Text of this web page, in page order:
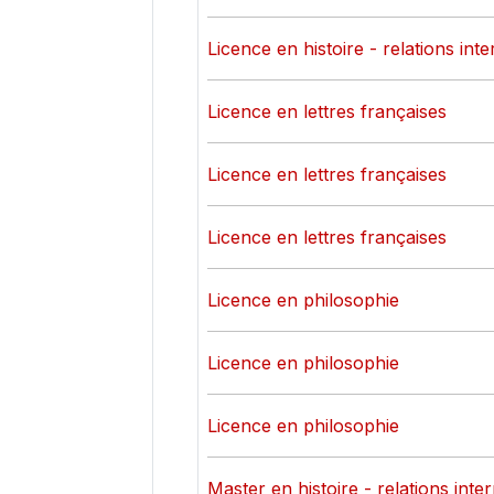
Licence en histoire - relations
Licence en lettres françaises
Licence en lettres françaises
Licence en lettres françaises
Licence en philosophie
Licence en philosophie
Licence en philosophie
Master en histoire - relations